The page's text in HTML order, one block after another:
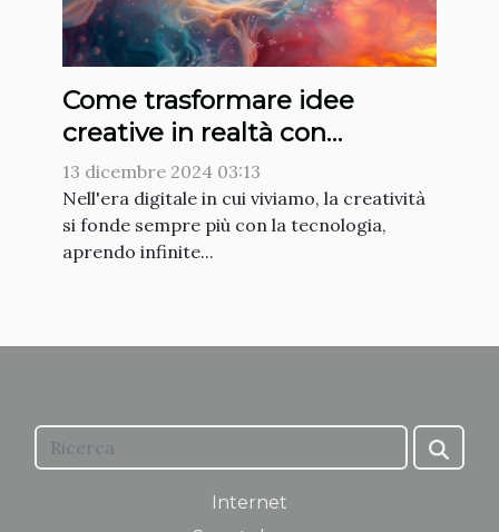
Come trasformare idee
creative in realtà con
generatore di immagini AI
13 dicembre 2024 03:13
Nell'era digitale in cui viviamo, la creatività
si fonde sempre più con la tecnologia,
aprendo infinite...
Internet